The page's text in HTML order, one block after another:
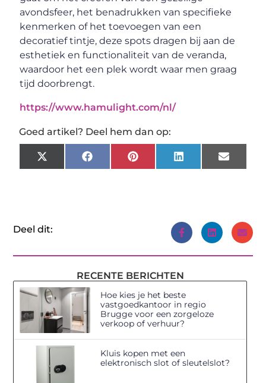
avondsfeer, het benadrukken van specifieke
kenmerken of het toevoegen van een
decoratief tintje, deze spots dragen bij aan de
esthetiek en functionaliteit van de veranda,
waardoor het een plek wordt waar men graag
tijd doorbrengt.
https://www.hamulight.com/nl/
Goed artikel? Deel hem dan op:
X
(Twitter)
FacebookPinterestLinkedInEmail
Deel dit:
RECENTE BERICHTEN
Hoe kies je het beste
vastgoedkantoor in regio
Brugge voor een zorgeloze
verkoop of verhuur?
Kluis kopen met een
elektronisch slot of sleutelslot?